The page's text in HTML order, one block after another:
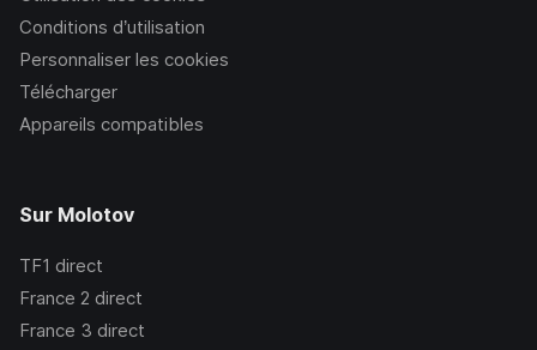
Conditions d’utilisation
Personnaliser les cookies
Télécharger
Appareils compatibles
Sur Molotov
TF1 direct
France 2 direct
France 3 direct